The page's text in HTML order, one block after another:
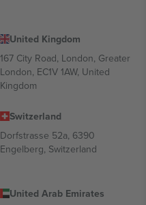
United Kingdom
167 City Road, London, Greater
London, EC1V 1AW, United
Kingdom
Switzerland
Dorfstrasse 52a, 6390
Engelberg, Switzerland
United Arab Emirates